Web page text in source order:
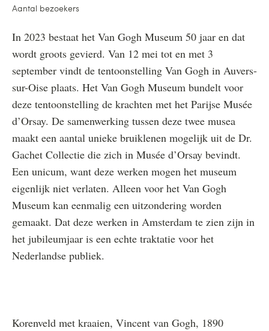
Aantal bezoekers
In 2023 bestaat het Van Gogh Museum 50 jaar en dat
wordt groots gevierd. Van 12 mei tot en met 3
september vindt de tentoonstelling Van Gogh in Auvers-
sur-Oise plaats. Het Van Gogh Museum bundelt voor
deze tentoonstelling de krachten met het Parijse Musée
d’Orsay. De samenwerking tussen deze twee musea
maakt een aantal unieke bruiklenen mogelijk uit de Dr.
Gachet Collectie die zich in Musée d’Orsay bevindt.
Een unicum, want deze werken mogen het museum
eigenlijk niet verlaten. Alleen voor het Van Gogh
Museum kan eenmalig een uitzondering worden
gemaakt. Dat deze werken in Amsterdam te zien zijn in
het jubileumjaar is een echte traktatie voor het
Nederlandse publiek.
Korenveld met kraaien, Vincent van Gogh, 1890